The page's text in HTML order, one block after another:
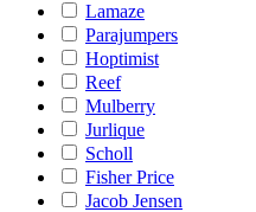
Lamaze
Parajumpers
Hoptimist
Reef
Mulberry
Jurlique
Scholl
Fisher Price
Jacob Jensen